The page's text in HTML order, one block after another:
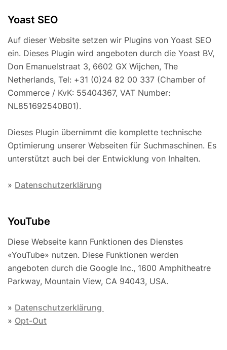
Yoast SEO
Auf dieser Website setzen wir Plugins von Yoast SEO
ein. Dieses Plugin wird angeboten durch die Yoast BV,
Don Emanuelstraat 3, 6602 GX Wijchen, The
Netherlands, Tel: +31 (0)24 82 00 337 (Chamber of
Commerce / KvK: 55404367, VAT Number:
NL851692540B01).
Dieses Plugin übernimmt die komplette technische
Optimierung unserer Webseiten für Suchmaschinen. Es
unterstützt auch bei der Entwicklung von Inhalten.
» Datenschutzerklärung
YouTube
Diese Webseite kann Funktionen des Dienstes
«YouTube» nutzen. Diese Funktionen werden
angeboten durch die Google Inc., 1600 Amphitheatre
Parkway, Mountain View, CA 94043, USA.
» Datenschutzerklärung
» Opt-Out